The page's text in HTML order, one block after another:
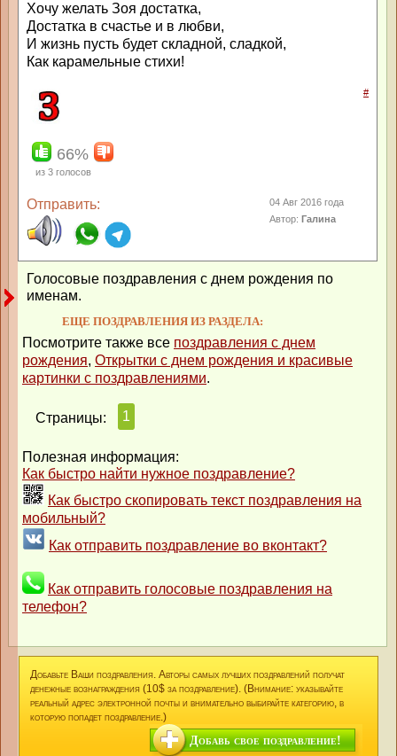
Хочу желать Зоя достатка,
Достатка в счастье и в любви,
И жизнь пусть будет складной, сладкой,
Как карамельные стихи!
#
66%
из 3 голосов
Отправить:
04 Авг 2016 года
Автор:Галина
Голосовые поздравления с днем рождения по
именам.
ЕЩЕ ПОЗДРАВЛЕНИЯ ИЗ РАЗДЕЛА:
Посмотрите также все поздравления с днем
рождения, Открытки с днем рождения и красивые
картинки с поздравлениями.
Страницы: 1
Полезная информация:
Как быстро найти нужное поздравление?
Как быстро скопировать текст поздравления на
мобильный?
Как отправить поздравление во вконтакт?
Как отправить голосовые поздравления на
телефон?
Добавьте Ваши поздравления. Авторы самых лучших поздравлений получат
денежные вознаграждения (10$ за поздравление). (Внимание: указывайте
реальный адрес электронной почты и внимательно выбирайте категорию, в
которую попадет поздравление.)
Добавь свое поздравление!